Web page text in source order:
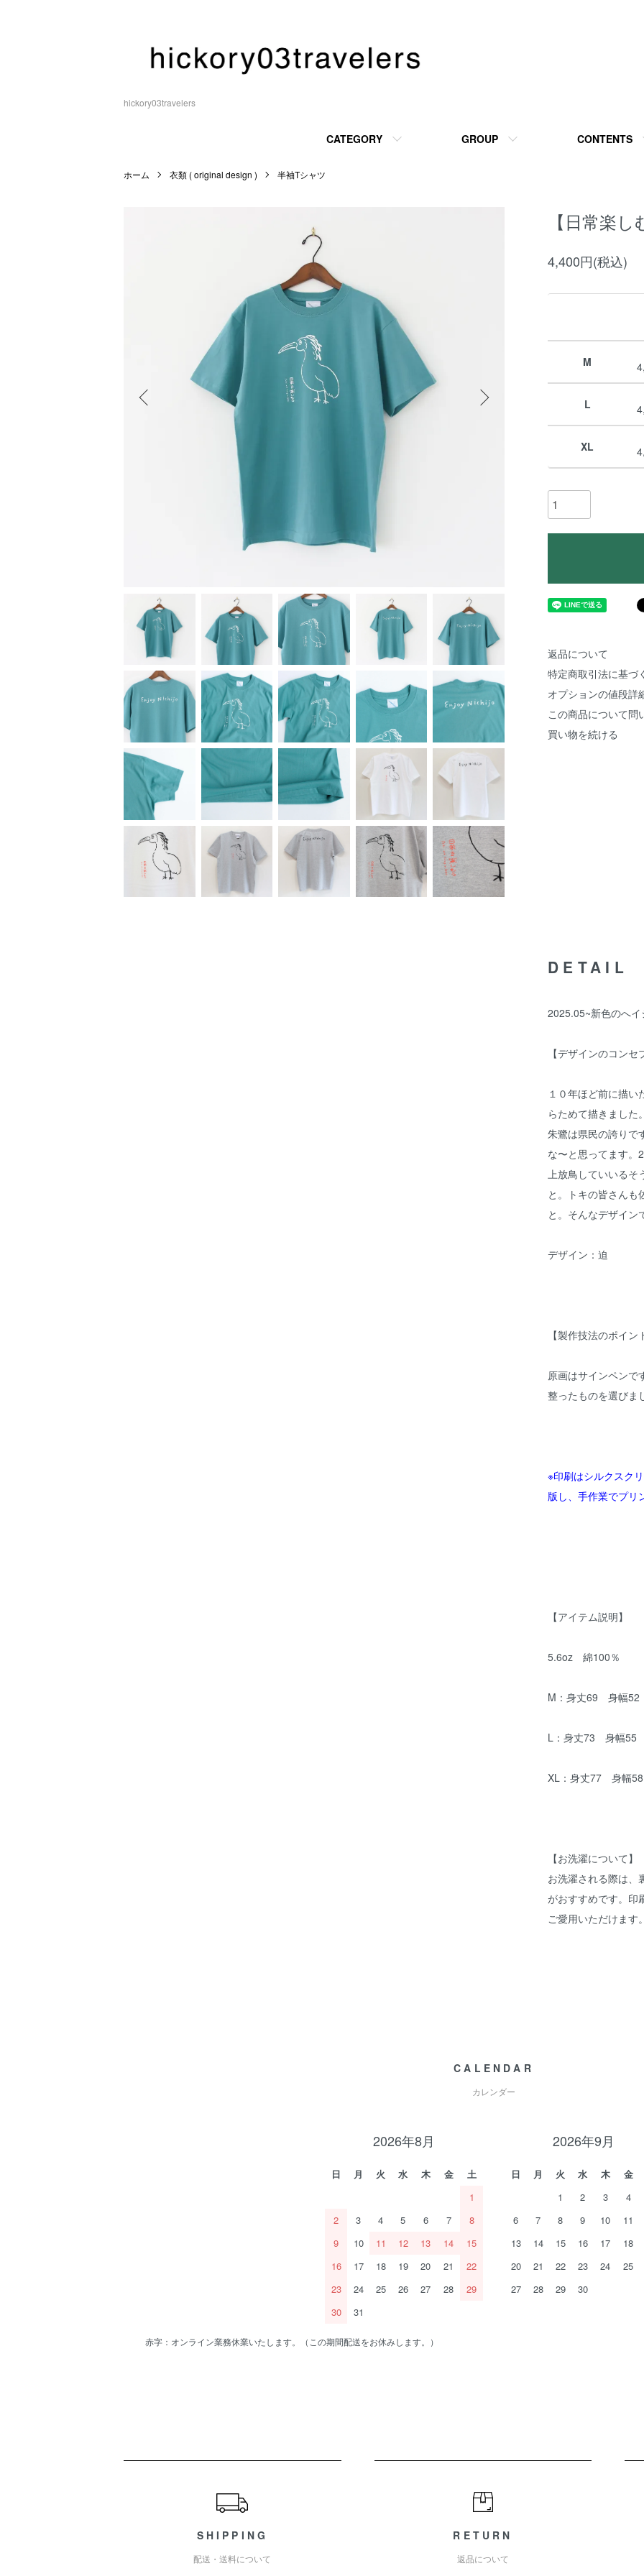
hickory03travelers
CATEGORY GROUP CONTENTS
ホーム 衣類 ( original design ) 半袖Tシャツ
【日常楽
4,400円(税込)
M
L
XL
返品について
特定商取引法に基づ
オプションの値段詳
この商品について問
買い物を続ける
DETAIL
2025.05~新色のへイ
【デザインのコンセ
１０年ほど前に描い
らためて描きました
朱鷺は県民の誇りで
な〜と思ってます。
上放鳥していいるそ
と。トキの皆さんも
と。そんなデザイン
デザイン：迫
【製作技法のポイン
原画はサインペンで
整ったものを選びま
※印刷はシルクスク
版し、手作業でプリ
【アイテム説明】
5.6oz 綿100％
M：身丈69 身幅
L：身丈73 身幅
XL：身丈77 身幅
【お洗濯について】
お洗濯される際は、
がおすすめです。印
ご愛用いただけます。
CALENDAR
カレンダー
2026年8月
日 月 火 水 木 金
土
1
2
3 4 5 6 7
8
9
10 11 12 13 14
15
16
17 18 19 20 21
22
23
24 25 26 27 28
29
30
31
2026年9月
日 月 火 水 木 金
1
2 3 4
6
7 8 9 10 11
13
14 15 16 17 18
20
21 22 23 24 25
27
28 29 30
赤字：オンライン業務休業いたします。（この期間配送をお休みします。）
SHIPPING
配送・送料について
RETURN
返品について